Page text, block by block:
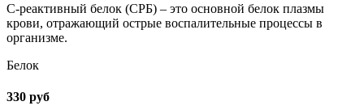
С-реактивный белок (СРБ) – это основной белок плазмы
крови, отражающий острые воспалительные процессы в
организме.
Белок
330 руб